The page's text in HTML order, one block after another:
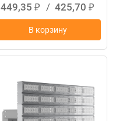
449,35 ₽ / 425,70 ₽
В корзину